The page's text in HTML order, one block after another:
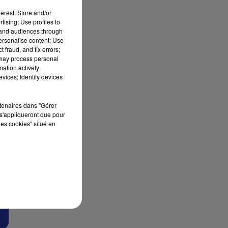
Store and/or
Use profiles to
audiences through
content; Use
fraud, and fix errors;
process personal
actively
Identify devices
dans "Gérer
que pour
cookies" situé en